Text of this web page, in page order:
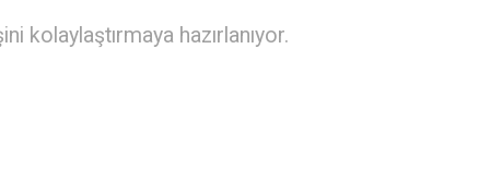
kolaylaştırmaya hazırlanıyor.